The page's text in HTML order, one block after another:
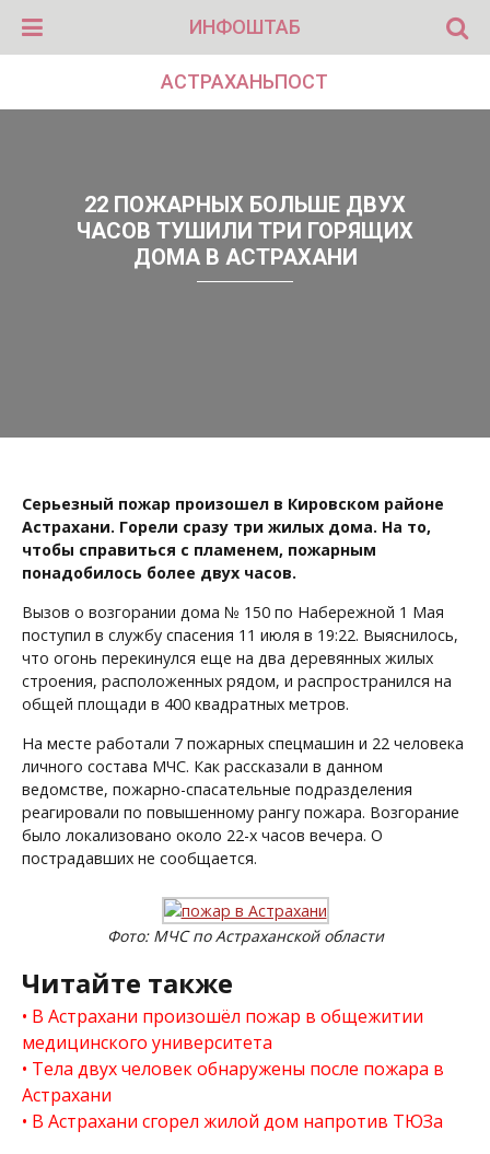
ИНФОШТАБ
АСТРАХАНЬПОСТ
22 ПОЖАРНЫХ БОЛЬШЕ ДВУХ
ЧАСОВ ТУШИЛИ ТРИ ГОРЯЩИХ
ДОМА В АСТРАХАНИ
Серьезный пожар произошел в Кировском районе
Астрахани. Горели сразу три жилых дома. На то,
чтобы справиться с пламенем, пожарным
понадобилось более двух часов.
Вызов о возгорании дома № 150 по Набережной 1 Мая
поступил в службу спасения 11 июля в 19:22. Выяснилось,
что огонь перекинулся еще на два деревянных жилых
строения, расположенных рядом, и распространился на
общей площади в 400 квадратных метров.
На месте работали 7 пожарных спецмашин и 22 человека
личного состава МЧС. Как рассказали в данном
ведомстве, пожарно-спасательные подразделения
реагировали по повышенному рангу пожара. Возгорание
было локализовано около 22-х часов вечера. О
пострадавших не сообщается.
Фото: МЧС по Астраханской области
Читайте также
В Астрахани произошёл пожар в общежитии
медицинского университета
Тела двух человек обнаружены после пожара в
Астрахани
В Астрахани сгорел жилой дом напротив ТЮЗа